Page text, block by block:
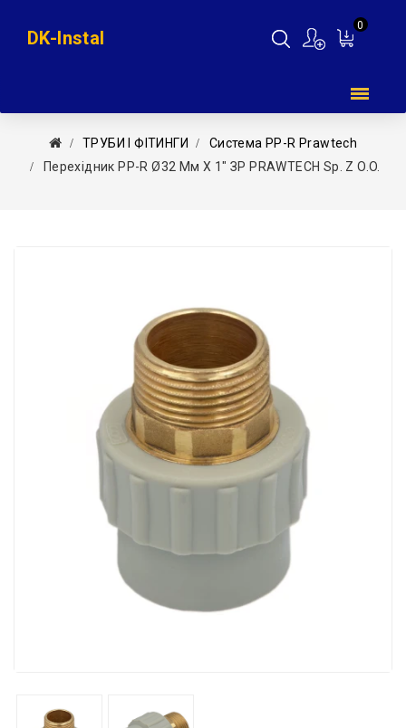
0
DK-Instal
ТРУБИ І ФІТИНГИ
Система PP-R Prawtech
Перехідник PP-R Ø32 Мм X 1″ ЗР PRAWTECH Sp. Z O.o.